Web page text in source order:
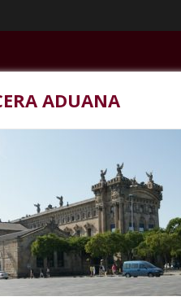
ADUANA